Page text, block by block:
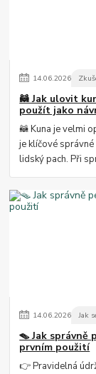
14.06.2026
🦝 Jak ulovit
použít jako
🦝 Kuna je velmi
je klíčové
lidský pach. Při
14.06.2026 Jak
🪤 Jak správně
prvním použití
👉 Pravidelná